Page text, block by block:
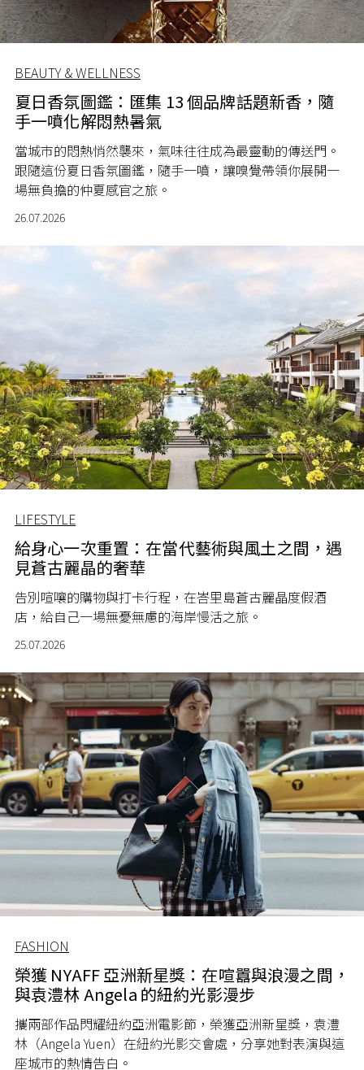
BEAUTY & WELLNESS
夏日香氛圖鑑：匯集 13 個品牌話題新香，隨
手一噴化解悶熱暑氣
當城市的悶熱悄然襲來，氣味往往成為最靈動的傳送門。
跟隨這份夏日香氛圖鑑，隨手一噴，讓嗅覺帶領你展開一
場無負擔的仲夏感官之旅。
26.07.2026
LIFESTYLE
給身心一次重置：在當代藝術與風土之間，遇
見蒼古麗晶的奢華
告別喧嚷的購物與打卡行程，在峇里島蒼古麗晶度假酒
店，給自己一場無憂無慮的海岸慢活之旅。
25.07.2026
FASHION
榮獲 NYAFF 亞洲新星獎：在喧囂與浪漫之間，
與袁澧林 Angela 的紐約光影漫步
攜兩部作品閃耀紐約亞洲電影節，榮獲亞洲新星獎，袁澧
林（Angela Yuen）在紐約光影交會處，分享她對表演與這
座城市的熱情告白。